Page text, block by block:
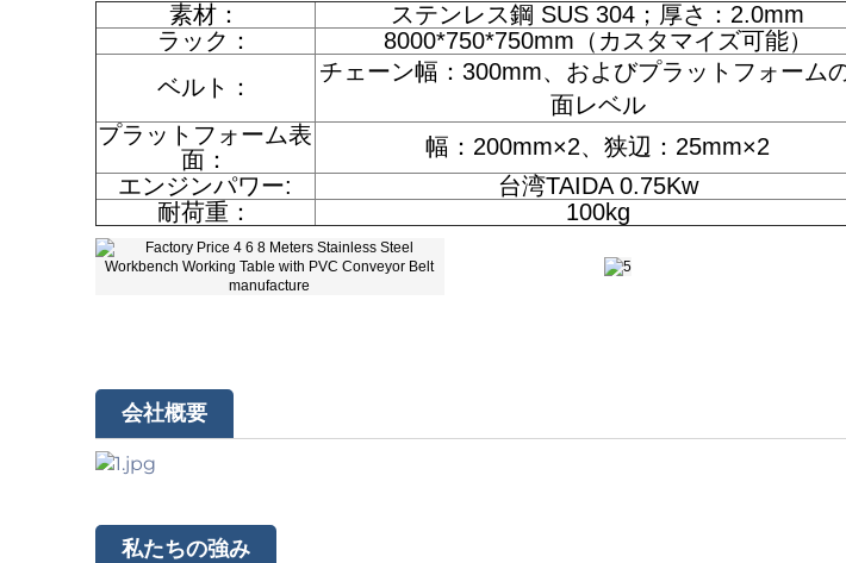
素材：
ステンレス鋼 SUS 304；厚さ：2.0mm
ラック：
8000*750*750mm（カスタマイズ可能）
ベルト：
チェーン幅：300mm、およびプラットフォーム
面レベル
プラットフォーム表
面：
幅：200mm×2、狭辺：25mm×2
エンジンパワー:
台湾TAIDA 0.75Kw
耐荷重：
100kg
会社概要
私たちの強み